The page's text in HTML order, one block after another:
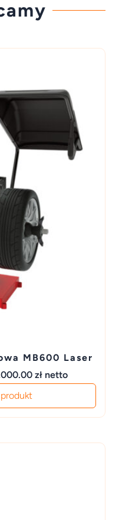
MB600 Laser
zł.
złAktualna
wynosi:
17,000.00 zł.
netto